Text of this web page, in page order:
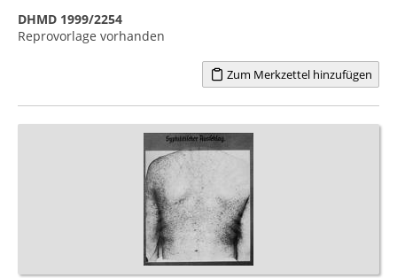
DHMD 1999/2254
Reprovorlage vorhanden
Zum Merkzettel hinzufügen